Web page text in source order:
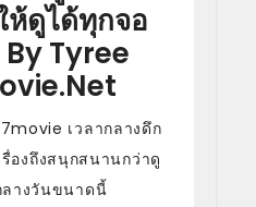
ดูได้ทุกจอ
Tyree
เวลากลางดึก
รื่องถึงสนุกสนานกว่าดู
ลางวันขนาดนี้